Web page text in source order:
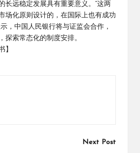
长远稳定发展具有重要意义。“这两
场化原则设计的，在国际上也有成功
，中国人民银行将与证监会合作，
探索常态化的制度安排。
】
Next Post